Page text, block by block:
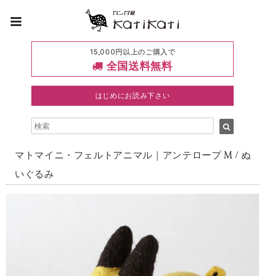
15,000円以上のご購入で
全国送料無料
はじめにお読み下さい
マトマイニ・フェルトアニマル｜アンテロープ M / ぬ
いぐるみ